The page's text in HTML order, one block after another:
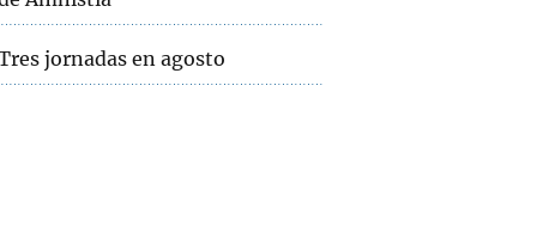
jornadas en agosto